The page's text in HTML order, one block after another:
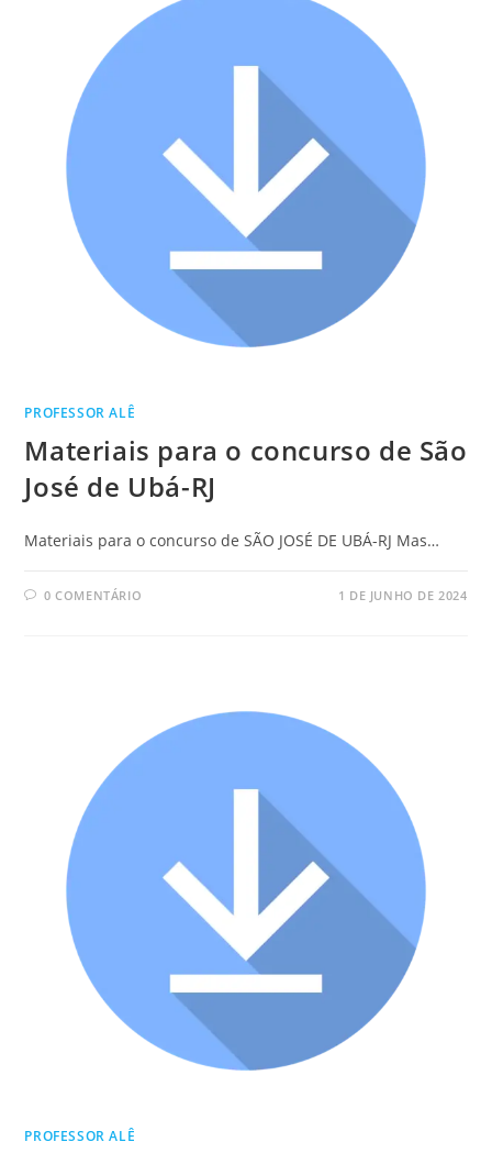
PROFESSOR ALÊ
Materiais para o concurso de São
José de Ubá-RJ
Materiais para o concurso de SÃO JOSÉ DE UBÁ-RJ Mas…
0 COMENTÁRIO 1 DE JUNHO DE 2024
PROFESSOR ALÊ